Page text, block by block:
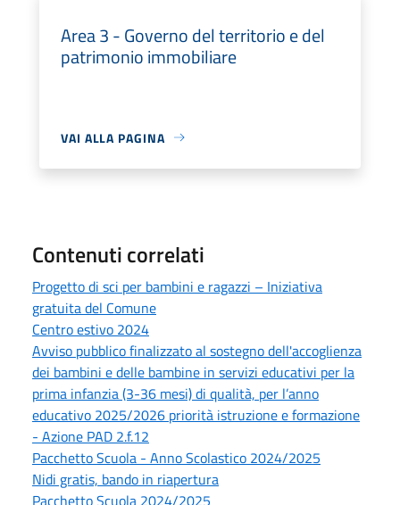
Area 3 - Governo del territorio e del
patrimonio immobiliare
VAI ALLA PAGINA
Contenuti correlati
Progetto di sci per bambini e ragazzi – Iniziativa
gratuita del Comune
Centro estivo 2024
Avviso pubblico finalizzato al sostegno dell'accoglienza
dei bambini e delle bambine in servizi educativi per la
prima infanzia (3-36 mesi) di qualità, per l’anno
educativo 2025/2026 priorità istruzione e formazione
- Azione PAD 2.f.12
Pacchetto Scuola - Anno Scolastico 2024/2025
Nidi gratis, bando in riapertura
Pacchetto Scuola 2024/2025